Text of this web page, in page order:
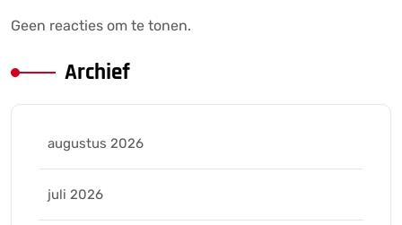
Geen reacties om te tonen.
Archief
augustus 2026
juli 2026